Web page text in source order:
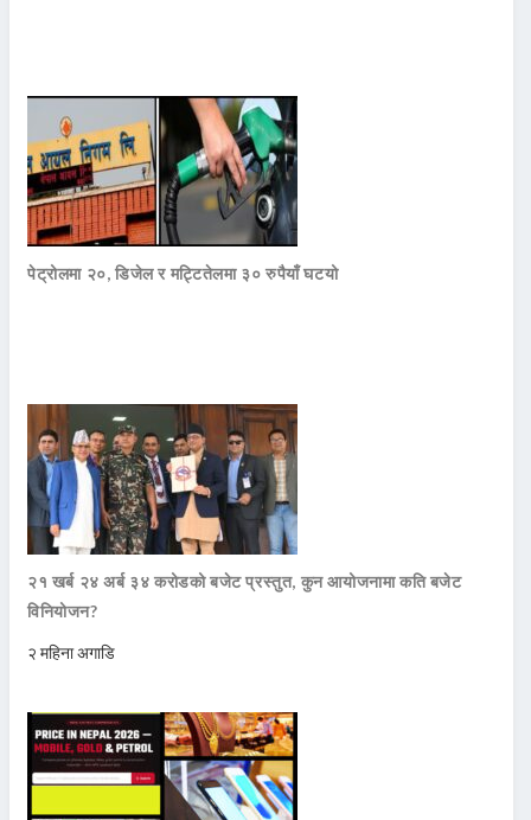
पेट्रोलमा २०, डिजेल र मट्टितेलमा ३० रुपैयाँ घटयो
२१ खर्ब २४ अर्ब ३४ करोडको बजेट प्रस्तुत, कुन आयोजनामा कति बजेट
विनियोजन?
२ महिना अगाडि